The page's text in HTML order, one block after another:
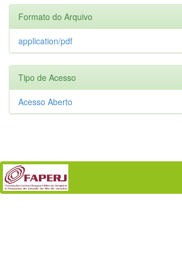
Formato do Arquivo
application/pdf
Tipo de Acesso
Acesso Aberto